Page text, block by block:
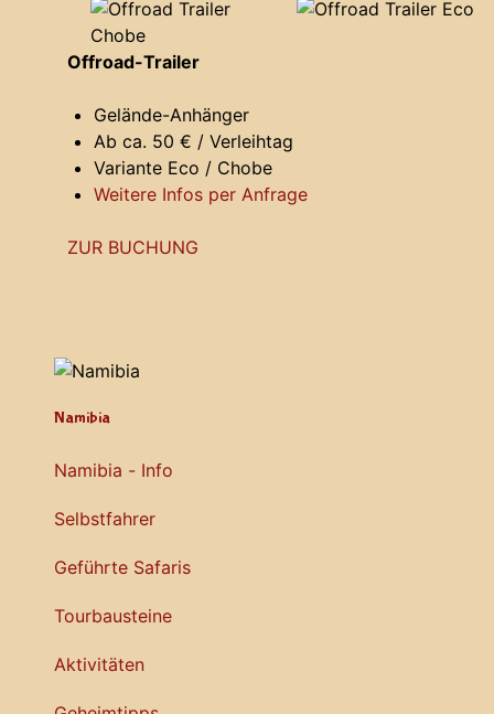
Offroad-Trailer
Gelände-Anhänger
Ab ca. 50 € / Verleihtag
Variante Eco / Chobe
Weitere Infos per Anfrage
ZUR BUCHUNG
Namibia
Namibia - Info
Selbstfahrer
Geführte Safaris
Tourbausteine
Aktivitäten